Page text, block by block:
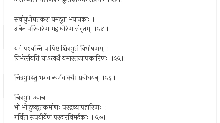
सर्वायुधोद्यतकरा यमदूता भयानकाः ।
अनेन परिवारेण महाघोरेण संवृतम् ॥५४॥
यमं पश्यन्ति पापिष्ठाश्चित्रगुप्तं विभीषणम् ।
निर्भर्त्सयति चाऽत्यर्थं यमास्तन्पापकारिणः ॥५५॥
चित्रगुप्तस्तु भगवान्धर्मवाक्यैः प्रबोधयन् ॥५६॥
चित्रगुप्त उवाच
भो भो दुष्कृतकर्माणः परद्रव्यापहारिणः ।
गर्विता रूपवीर्येण परदारविमर्दकाः ॥५७॥